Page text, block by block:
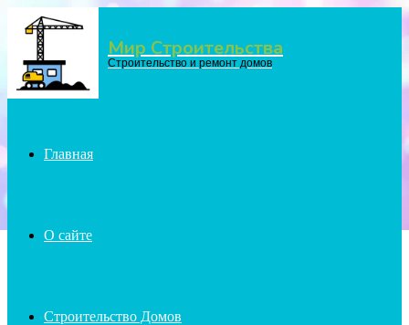
Menu Мир Строительства
Строительство и ремонт домов
Главная
О сайте
Строительство Домов